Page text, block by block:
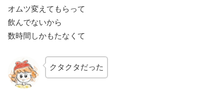
オムツ変えてもらって
飲んでないから
数時間しかもたなくて
クタクタだった